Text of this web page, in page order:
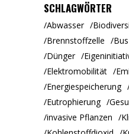
SCHLAGWÖRTER
Abwasser
Brennstoffzelle
Bus
Dünger
Elektromobilität
Energiespeicherung
Eutrophierung
invasive Pflanzen